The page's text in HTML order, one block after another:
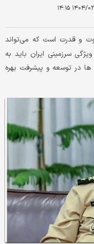
۲۳ ۱۴:۱۵
و قدرت است که می‌تواند
سرزمینی ایران باید به
در توسعه و پیشرفت بهره